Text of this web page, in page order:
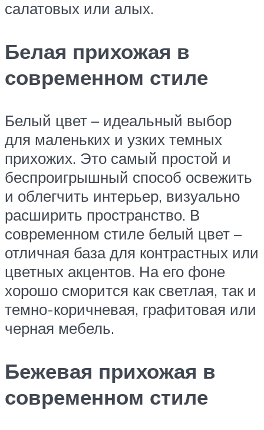
салатовых или алых.
Белая прихожая в
современном стиле
Белый цвет – идеальный выбор
для маленьких и узких темных
прихожих. Это самый простой и
беспроигрышный способ освежить
и облегчить интерьер, визуально
расширить пространство. В
современном стиле белый цвет –
отличная база для контрастных или
цветных акцентов. На его фоне
хорошо сморится как светлая, так и
темно-коричневая, графитовая или
черная мебель.
Бежевая прихожая в
современном стиле